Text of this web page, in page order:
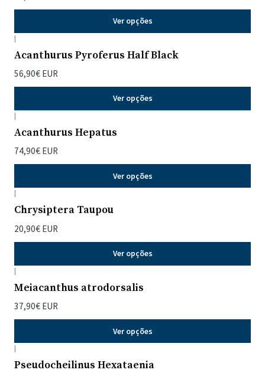
Ver opções
|
Acanthurus Pyroferus Half Black
56,90€ EUR
Ver opções
|
Acanthurus Hepatus
74,90€ EUR
Ver opções
|
Chrysiptera Taupou
20,90€ EUR
Ver opções
|
Meiacanthus atrodorsalis
37,90€ EUR
Ver opções
|
Pseudocheilinus Hexataenia